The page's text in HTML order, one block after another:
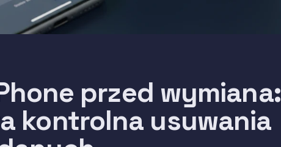
przed wymiana:
kontrolna usuwania